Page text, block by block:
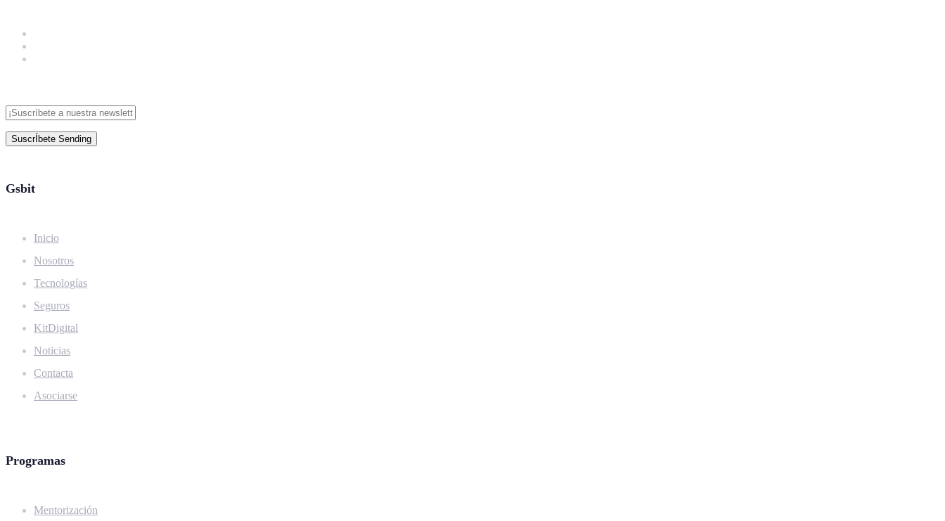
SuscrÍbete Sending
Gsbit
Inicio
Nosotros
Tecnologías
Seguros
KitDigital
Noticias
Contacta
Asociarse
Programas
Mentorización